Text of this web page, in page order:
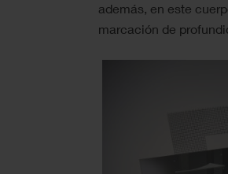
además, en este
marcación de